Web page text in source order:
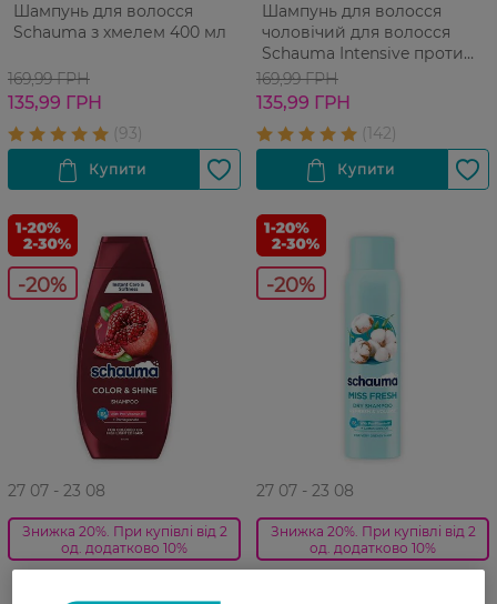
Шампунь для волосся
Schauma з хмелем 400 мл
169,99 ГРН
135,99 ГРН
Шампунь для волосся
чоловічий для волосся
Schauma Intensive проти
лупи 400 мл
169,99 ГРН
135,99 ГРН
-20%
27 07 - 23 08
Знижка 20%. При купівлі від 2
од. додатково 10%
-20%
27 07 - 23 08
Знижка 20%. При купівлі від 2
од. додатково 10%